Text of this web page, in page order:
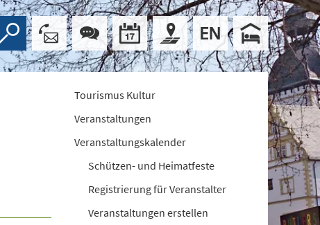
Tourismus Kultur
Veranstaltungen
Veranstaltungskalender
Schützen- und Heimatfeste
Registrierung für Veranstalter
Veranstaltungen erstellen